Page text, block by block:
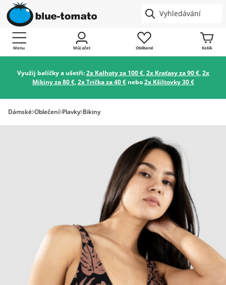
Menu Můj účet Oblíbené Košík
Využij balíčky a ušetři:2x Kalhoty za 100 €,2x Kraťasy za 90 €,2x
Mikiny za 80 €,2x Trička za 40 €nebo2x Kšiltovky 30 €
Dámské Oblečení Plavky Bikiny